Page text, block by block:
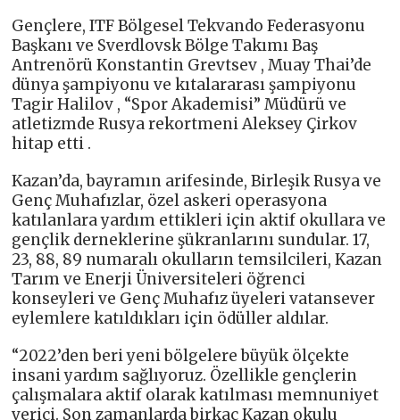
Gençlere, ITF Bölgesel Tekvando Federasyonu
Başkanı ve Sverdlovsk Bölge Takımı Baş
Antrenörü Konstantin Grevtsev , Muay Thai’de
dünya şampiyonu ve kıtalararası şampiyonu
Tagir Halilov , “Spor Akademisi” Müdürü ve
atletizmde Rusya rekortmeni Aleksey Çirkov
hitap etti .
Kazan’da, bayramın arifesinde, Birleşik Rusya ve
Genç Muhafızlar, özel askeri operasyona
katılanlara yardım ettikleri için aktif okullara ve
gençlik derneklerine şükranlarını sundular. 17,
23, 88, 89 numaralı okulların temsilcileri, Kazan
Tarım ve Enerji Üniversiteleri öğrenci
konseyleri ve Genç Muhafız üyeleri vatansever
eylemlere katıldıkları için ödüller aldılar.
“2022’den beri yeni bölgelere büyük ölçekte
insani yardım sağlıyoruz. Özellikle gençlerin
çalışmalara aktif olarak katılması memnuniyet
verici. Son zamanlarda birkaç Kazan okulu